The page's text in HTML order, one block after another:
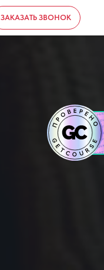
ЗАКАЗАТЬ ЗВОНОК